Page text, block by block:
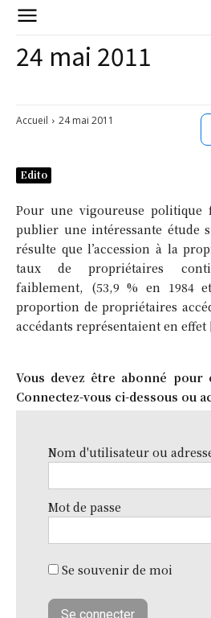
24 mai 2011
Accueil 24 mai 2011
Edito
Pour une vigoureuse politique
publier une intéressante étude
résulte que l’accession à la
taux de propriétaires
faiblement, (53,9 % en 1984
proportion de propriétaires
accédants représentaient en
Vous devez être abonné pour
Connectez-vous ci-dessous ou
Nom d'utilisateur ou
Mot de passe
Se souvenir de moi